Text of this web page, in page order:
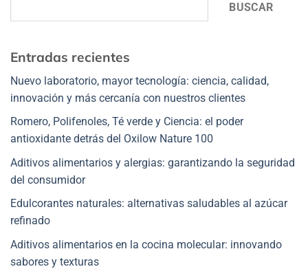
BUSCAR
Entradas recientes
Nuevo laboratorio, mayor tecnología: ciencia, calidad,
innovación y más cercanía con nuestros clientes
Romero, Polifenoles, Té verde y Ciencia: el poder
antioxidante detrás del Oxilow Nature 100
Aditivos alimentarios y alergias: garantizando la seguridad
del consumidor
Edulcorantes naturales: alternativas saludables al azúcar
refinado
Aditivos alimentarios en la cocina molecular: innovando
sabores y texturas